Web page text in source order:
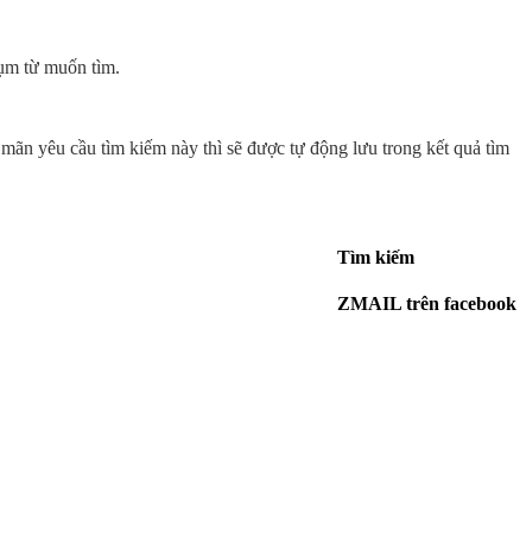
từ muốn tìm.
yêu cầu tìm kiếm này thì sẽ được tự động lưu trong kết quả tìm
Tìm kiếm
ZMAIL trên facebook